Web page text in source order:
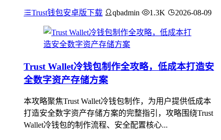
Trust钱包安卓版下载 qbadmin 1.3K 2026-08-09
Trust Wallet冷钱包制作全攻略，低成本打造安
全数字资产存储方案
本攻略聚焦Trust Wallet冷钱包制作，为用户提供低成本
打造安全数字资产存储方案的完整指引，攻略围绕Trust
Wallet冷钱包的制作流程、安全配置核心...